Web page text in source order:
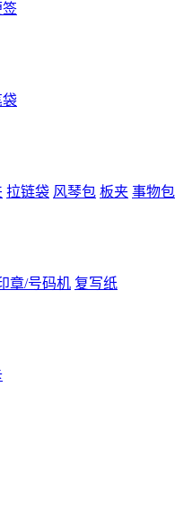
签
袋
拉链袋 风琴包 板夹 事物包
章/号码机 复写纸